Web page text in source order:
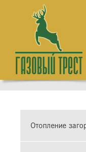
Отопление